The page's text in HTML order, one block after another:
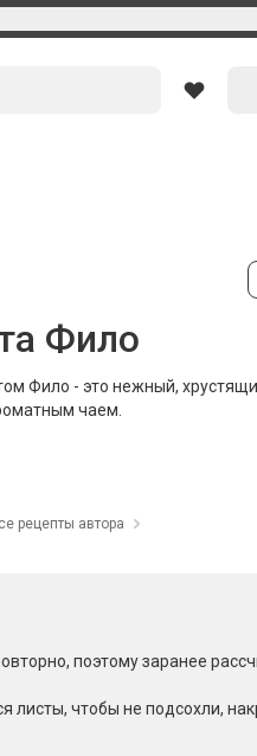
Фило
Фило - это нежный,
чаем.
рецепты автора
поэтому заранее
листы, чтобы не подсохли,